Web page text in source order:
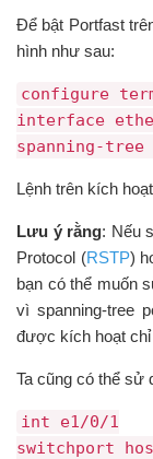
Để bật Portfast
hình như sau:
configure
interface
spanning-
Lệnh trên kích
Lưu ý rằng: Nếu
Protocol (RSTP)
bạn có thể muốn
vì spanning-tree
được kích hoạt chỉ
Ta cũng có thể sử
int e1/0/1
switchport